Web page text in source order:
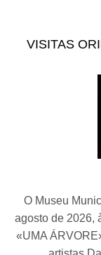
VISITAS
O Museu
agosto de 2026,
«UMA